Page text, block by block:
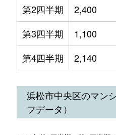
第2四半期 2,400
第3四半期
1,100
第4四半期
2,140
浜松市中央区のマン
フデータ）